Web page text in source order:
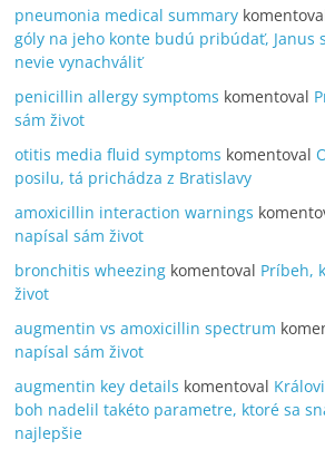
pneumonia medical summary
góly na jeho konte budú pribúdať, Janus
nevie vynachváliť
penicillin allergy symptoms komentoval
sám život
otitis media fluid symptoms komentoval
posilu, tá prichádza z Bratislavy
amoxicillin interaction warnings
napísal sám život
bronchitis wheezing komentoval Príbeh,
život
augmentin vs amoxicillin spectrum
napísal sám život
augmentin key details komentoval
boh nadelil takéto parametre, ktoré sa
najlepšie